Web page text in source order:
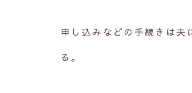
申し込みなどの手続きは夫
る。